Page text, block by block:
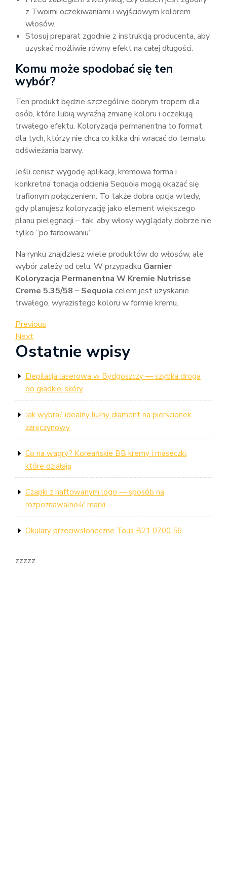
z Twoimi oczekiwaniami i wyjściowym kolorem
włosów.
Stosuj preparat zgodnie z instrukcją producenta, aby
uzyskać możliwie równy efekt na całej długości.
Komu może spodobać się ten
wybór?
Ten produkt będzie szczególnie dobrym tropem dla
osób, które lubią wyraźną zmianę koloru i oczekują
trwałego efektu. Koloryzacja permanentna to format
dla tych, którzy nie chcą co kilka dni wracać do tematu
odświeżania barwy.
Jeśli cenisz wygodę aplikacji, kremowa forma i
konkretna tonacja odcienia Sequoia mogą okazać się
trafionym połączeniem. To także dobra opcja wtedy,
gdy planujesz koloryzację jako element większego
planu pielęgnacji – tak, aby włosy wyglądały dobrze nie
tylko “po farbowaniu”.
Na rynku znajdziesz wiele produktów do włosów, ale
wybór zależy od celu. W przypadku Garnier
Koloryzacja Permanentna W Kremie Nutrisse
Creme 5.35/58 – Sequoia celem jest uzyskanie
trwałego, wyrazistego koloru w formie kremu.
Nawigacja
wpisu
Previous
Post
Previous
Next
Post
Next
Ostatnie wpisy
Depilacja laserowa w Bydgoszczy — szybka droga
do gładkiej skóry
Jak wybrać idealny luźny diament na pierścionek
zaręczynowy
Co na wagry? Koreańskie BB kremy i maseczki,
które działają
Czapki z haftowanym logo — sposób na
rozpoznawalność marki
Okulary przeciwsłoneczne Tous B21 0700 56
zzzzz